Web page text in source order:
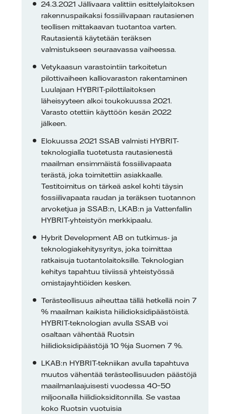
24.3.2021 Jällivaara valittiin esittelylaitoksen
rakennuspaikaksi fossiilivapaan rautasienen
teollisen mittakaavan tuotantoa varten.
Rautasientä käytetään teräksen
valmistukseen seuraavassa vaiheessa.
Vetykaasun varastointiin tarkoitetun
pilottivaiheen kalliovaraston rakentaminen
Luulajaan HYBRIT-pilottilaitoksen
läheisyyteen alkoi toukokuussa 2021.
Varasto otettiin käyttöön kesän 2022
jälkeen.
Elokuussa 2021 SSAB valmisti HYBRIT-
teknologialla tuotetusta rautasienestä
maailman ensimmäistä fossiilivapaata
terästä, joka toimitettiin asiakkaalle.
Testitoimitus on tärkeä askel kohti täysin
fossiilivapaata raudan ja teräksen tuotannon
arvoketjua ja SSAB:n, LKAB:n ja Vattenfallin
HYBRIT-yhteistyön merkkipaalu.
Hybrit Development AB on tutkimus- ja
teknologiakehitysyritys, joka toimittaa
ratkaisuja tuotantolaitoksille. Teknologian
kehitys tapahtuu tiiviissä yhteistyössä
omistajayhtiöiden kesken.
Terästeollisuus aiheuttaa tällä hetkellä noin 7
% maailman kaikista hiilidioksidipäästöistä.
HYBRIT-teknologian avulla SSAB voi
osaltaan vähentää Ruotsin
hiilidioksidipäästöjä 10 %ja Suomen 7 %.
LKAB:n HYBRIT-tekniikan avulla tapahtuva
muutos vähentää terästeollisuuden päästöjä
maailmanlaajuisesti vuodessa 40–50
miljoonalla hiilidioksiditonnilla. Se vastaa
koko Ruotsin vuotuisia